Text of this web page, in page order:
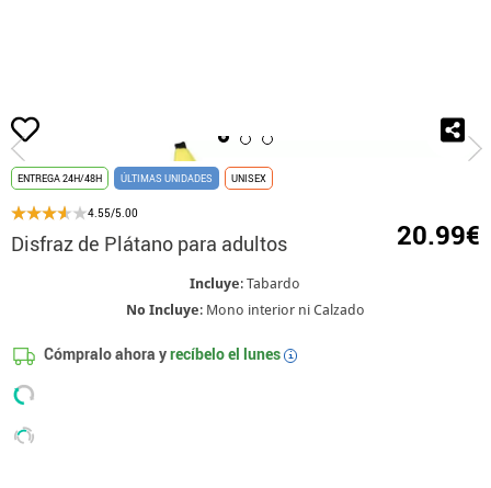
Inicio Disfraz de Plátano para
ENTREGA 24H/48H ÚLTIMAS UNIDADES UNISEX
4.55/5.00
Disfraz de Plátano para adultos 20.99€
Incluye: Tabardo
No Incluye: Mono interior ni Calzado
Cómpralo ahora yrecíbelo el lunes i